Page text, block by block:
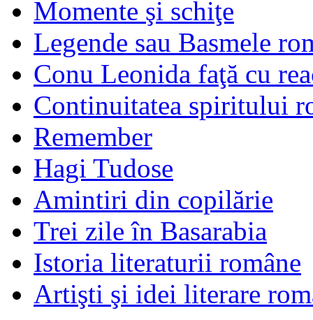
Momente şi schiţe
Legende sau Basmele
Conu Leonida faţă cu
Continuitatea spiritului
Remember
Hagi Tudose
Amintiri din copilărie
Trei zile în Basarabia
Istoria literaturii române
Artişti şi idei literare